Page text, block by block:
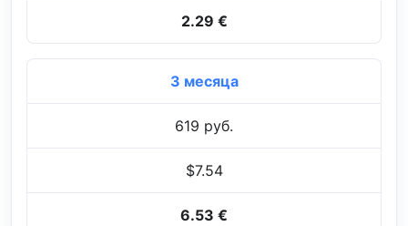
2.29 €
3 месяца
619 руб.
$7.54
6.53 €